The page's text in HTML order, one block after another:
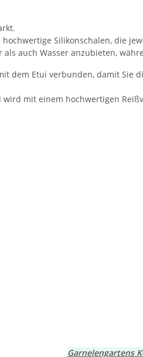
Silikonschalen, die
auch Wasser anzubieten,
dem Etui verbunden, damit
mit einem hochwertigen
Garnelengartens